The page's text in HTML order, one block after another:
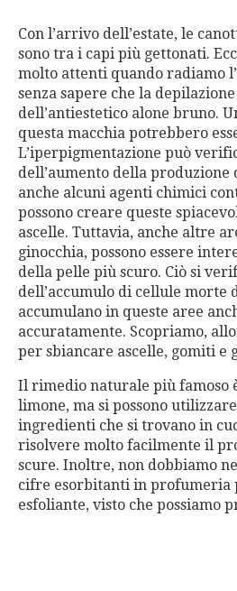
Con l’arrivo dell’estate, le
sono tra i capi più gettonati.
molto attenti quando radiamo
senza sapere che la
dell’antiestetico alone bruno.
questa macchia potrebbero
L’iperpigmentazione può
dell’aumento della
anche alcuni agenti chimici
possono creare queste
ascelle. Tuttavia, anche altre
ginocchia, possono essere
della pelle più scuro. Ciò si
dell’accumulo di cellule morte
accumulano in queste aree
accuratamente. Scopriamo,
per sbiancare ascelle, gomiti e
Il rimedio naturale più famoso
limone, ma si possono
ingredienti che si trovano in
risolvere molto facilmente il
scure. Inoltre, non dobbiamo
cifre esorbitanti in profumeria
esfoliante, visto che possiamo